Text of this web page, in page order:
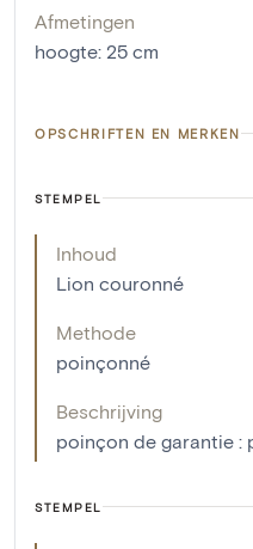
Afmetingen
hoogte: 25 cm
OPSCHRIFTEN EN MERKEN
STEMPEL
Inhoud
Lion couronné
Methode
poinçonné
Beschrijving
poinçon de garantie :
STEMPEL